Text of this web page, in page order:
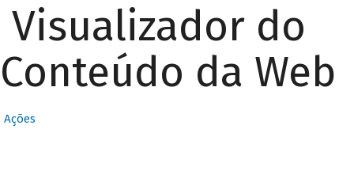
Visualizador do
Conteúdo da Web
Ações